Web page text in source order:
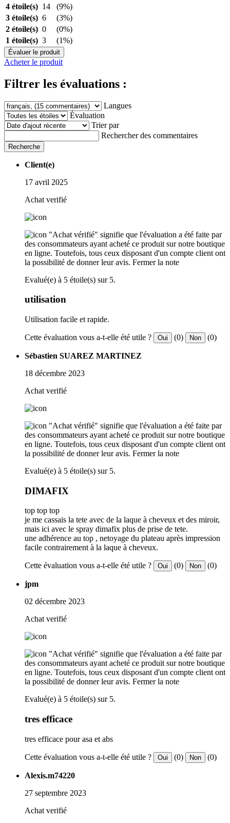
4 étoile(s) 14
(9%)
3 étoile(s) 6
(3%)
2 étoile(s) 0
(0%)
1 étoile(s) 3 (1%)
Évaluer le produit
Acheter le produit
Filtrer les évaluations :
Langues
Évaluation
Trier par
Rechercher des commentaires
Recherche
Client(e)
17 avril 2025
Achat verifié
"Achat vérifié" signifie que l'évaluation a été faite par
des consommateurs ayant acheté ce produit sur notre boutique
en ligne. Toutefois, tous ceux disposant d'un compte client ont
la possibilité de donner leur avis. Fermer la note
Evalué(e) à 5 étoile(s) sur 5.
utilisation
Utilisation facile et rapide.
Cette évaluation vous a-t-elle été utile ? Oui (0) Non (0)
Sébastien SUAREZ MARTINEZ
18 décembre 2023
Achat verifié
"Achat vérifié" signifie que l'évaluation a été faite par
des consommateurs ayant acheté ce produit sur notre boutique
en ligne. Toutefois, tous ceux disposant d'un compte client ont
la possibilité de donner leur avis. Fermer la note
Evalué(e) à 5 étoile(s) sur 5.
DIMAFIX
top top top
je me cassais la tete avec de la laque à cheveux et des miroir,
mais ici avec le spray dimafix plus de prise de tete.
une adhérence au top , netoyage du plateau après impression
facile contrairement à la laque à cheveux.
Cette évaluation vous a-t-elle été utile ? Oui (0) Non (0)
jpm
02 décembre 2023
Achat verifié
"Achat vérifié" signifie que l'évaluation a été faite par
des consommateurs ayant acheté ce produit sur notre boutique
en ligne. Toutefois, tous ceux disposant d'un compte client ont
la possibilité de donner leur avis. Fermer la note
Evalué(e) à 5 étoile(s) sur 5.
tres efficace
tres efficace pour asa et abs
Cette évaluation vous a-t-elle été utile ? Oui (0) Non (0)
Alexis.m74220
27 septembre 2023
Achat verifié